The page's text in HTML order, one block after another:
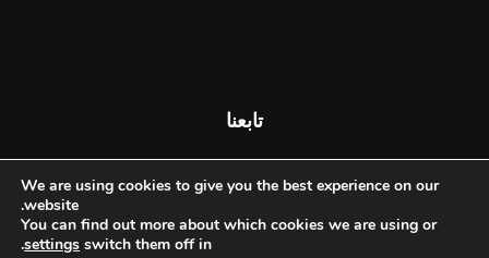
تابعنا
We are using cookies to give you the best experience on our
website.
You can find out more about which cookies we are using or
switch them off in
settings
.